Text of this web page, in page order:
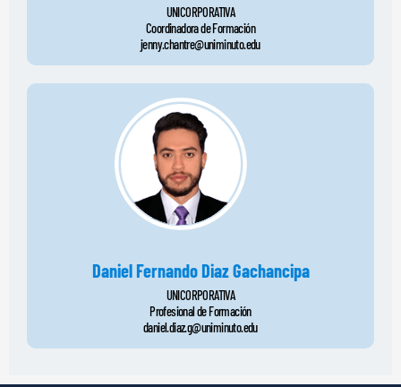
UNICORPORATIVA
Coordinadora de Formación
jenny.chantre@uniminuto.edu
Daniel Fernando Diaz Gachancipa
UNICORPORATIVA
Profesional de Formación
daniel.diaz.g@uniminuto.edu